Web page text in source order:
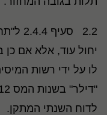
יחול עוד, אלא אם כן
לו על ידי רשות
לדוח השנתי המתקן.